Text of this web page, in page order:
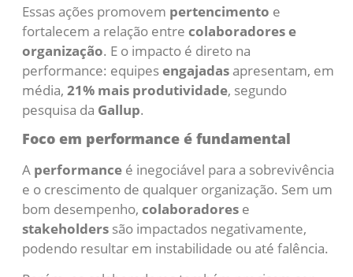
Essas ações promovem pertencimento e
fortalecem a relação entre colaboradores e
organização. E o impacto é direto na
performance: equipesengajadasapresentam, em
média, 21% mais produtividade, segundo
pesquisa da Gallup.
Foco em performance é fundamental
A performance é inegociável para a sobrevivência
e o crescimento de qualquer organização. Sem um
bom desempenho, colaboradores e
stakeholders são impactados negativamente,
podendo resultar em instabilidade ou até falência.